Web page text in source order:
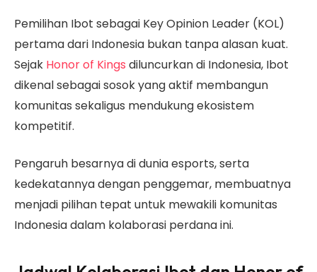
Pemilihan Ibot sebagai Key Opinion Leader (KOL)
pertama dari Indonesia bukan tanpa alasan kuat.
Sejak Honor of Kings diluncurkan di Indonesia, Ibot
dikenal sebagai sosok yang aktif membangun
komunitas sekaligus mendukung ekosistem
kompetitif.
Pengaruh besarnya di dunia esports, serta
kedekatannya dengan penggemar, membuatnya
menjadi pilihan tepat untuk mewakili komunitas
Indonesia dalam kolaborasi perdana ini.